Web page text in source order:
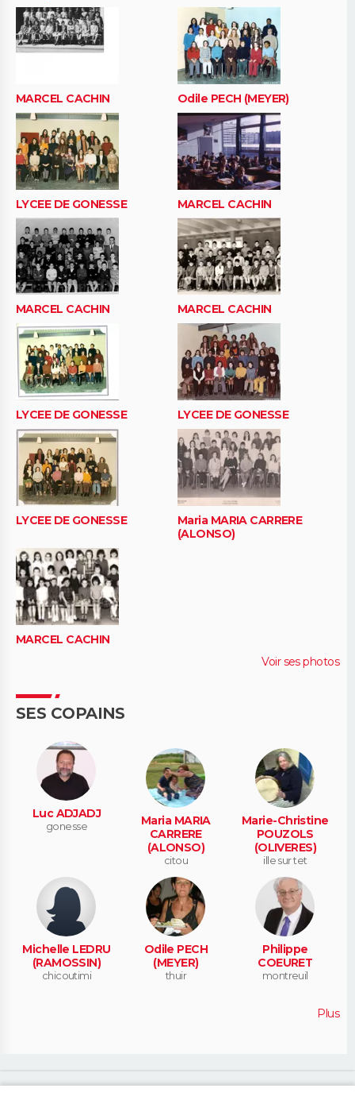
MARCEL CACHIN Odile PECH (MEYER)
LYCEE DE GONESSE MARCEL CACHIN
MARCEL CACHIN MARCEL CACHIN
LYCEE DE GONESSE LYCEE DE GONESSE
LYCEE DE GONESSE
Maria MARIA CARRERE
(ALONSO)
MARCEL CACHIN
Voir ses photos
SES COPAINS
Luc ADJADJ
gonesse
Maria MARIA
CARRERE
(ALONSO)
citou
Marie-Christine
POUZOLS
(OLIVERES)
ille sur tet
Michelle LEDRU
(RAMOSSIN)
chicoutimi
Odile PECH
(MEYER)
thuir
Philippe
COEURET
montreuil
Plus